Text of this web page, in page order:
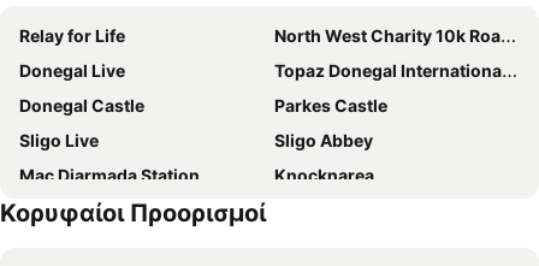
Relay for Life
North West Charity 10k Road Race and Walk
Donegal Live
Topaz Donegal International Rally
Donegal Castle
Parkes Castle
Sligo Live
Sligo Abbey
Mac Diarmada Station
Knocknarea
Sligo Riding Centre
Κορυφαίοι Προορισμοί